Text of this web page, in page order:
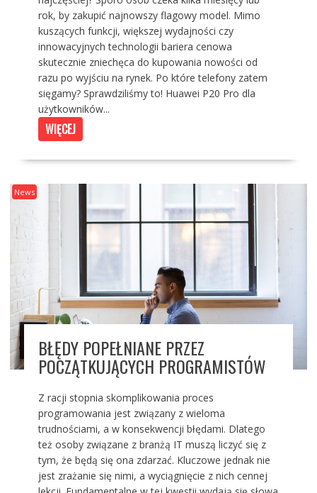
rok, by zakupić najnowszy flagowy model. Mimo
kuszących funkcji, większej wydajności czy
innowacyjnych technologii bariera cenowa
skutecznie zniechęca do kupowania nowości od
razu po wyjściu na rynek. Po które telefony zatem
sięgamy? Sprawdziliśmy to! Huawei P20 Pro dla
użytkowników...
WIĘCEJ
News
BŁĘDY POPEŁNIANE PRZEZ
POCZĄTKUJĄCYCH PROGRAMISTÓW
Z racji stopnia skomplikowania proces
programowania jest związany z wieloma
trudnościami, a w konsekwencji błędami. Dlatego
też osoby związane z branżą IT muszą liczyć się z
tym, że będą się ona zdarzać. Kluczowe jednak nie
jest zrażanie się nimi, a wyciągnięcie z nich cennej